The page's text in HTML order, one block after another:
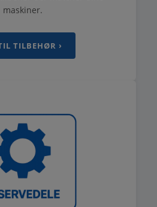
maskiner.
TILBEHØR ›